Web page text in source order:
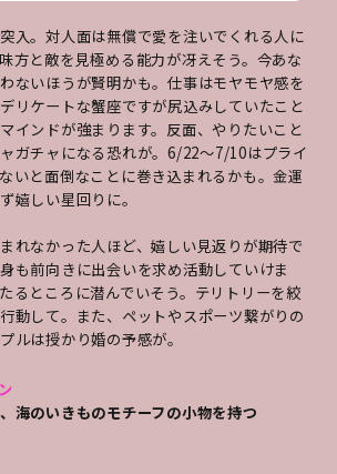
入。対人面は無償で愛を注いでくれる人に
方と敵を見極める能力が冴えそう。今あな
ないほうが賢明かも。仕事はモヤモヤ感を
リケートな蟹座ですが尻込みしていたこと
インドが強まります。反面、やりたいこと
ガチャになる恐れが。6/22～7/10はプライ
いと面倒なことに巻き込まれるかも。金運
嬉しい星回りに。
れなかった人ほど、嬉しい見返りが期待で
も前向きに出会いを求め活動していけま
るところに潜んでいそう。テリトリーを絞
動して。また、ペットやスポーツ繋がりの
ルは授かり婚の予感が。
海のいきものモチーフの小物を持つ